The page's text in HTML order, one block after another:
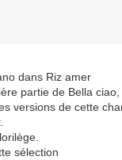
dans Riz amer
partie de Bella
versions de cette
sélection